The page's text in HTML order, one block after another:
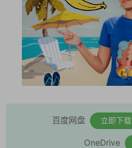
百度网盘 立即下载
OneDrive